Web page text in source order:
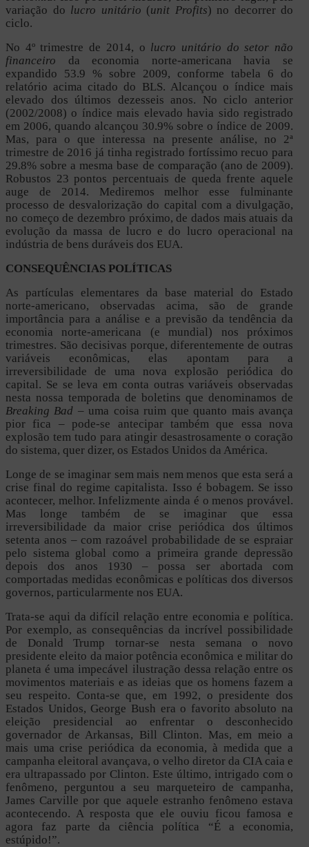
variação do lucro unitário (unit Profits) no decorrer do
ciclo.
No 4º trimestre de 2014, o lucro unitário do setor não
financeiro da economia norte-americana havia se
expandido 53.9 % sobre 2009, conforme tabela 6 do
relatório acima citado do BLS. Alcançou o índice mais
elevado dos últimos dezesseis anos. No ciclo anterior
(2002/2008) o índice mais elevado havia sido registrado
em 2006, quando alcançou 30.9% sobre o índice de 2009.
Mas, para o que interessa na presente análise, no 2ª
trimestre de 2016 já tinha registrado fortíssimo recuo para
29.8% sobre a mesma base de comparação (ano de 2009).
Robustos 23 pontos percentuais de queda frente aquele
auge de 2014. Mediremos melhor esse fulminante
processo de desvalorização do capital com a divulgação,
no começo de dezembro próximo, de dados mais atuais da
evolução da massa de lucro e do lucro operacional na
indústria de bens duráveis dos EUA.
CONSEQUÊNCIAS POLÍTICAS
As partículas elementares da base material do Estado
norte-americano, observadas acima, são de grande
importância para a análise e a previsão da tendência da
economia norte-americana (e mundial) nos próximos
trimestres. São decisivas porque, diferentemente de outras
variáveis econômicas, elas apontam para a
irreversibilidade de uma nova explosão periódica do
capital. Se se leva em conta outras variáveis observadas
nesta nossa temporada de boletins que denominamos de
Breaking Bad – uma coisa ruim que quanto mais avança
pior fica – pode-se antecipar também que essa nova
explosão tem tudo para atingir desastrosamente o coração
do sistema, quer dizer, os Estados Unidos da América.
Longe de se imaginar sem mais nem menos que esta será a
crise final do regime capitalista. Isso é bobagem. Se isso
acontecer, melhor. Infelizmente ainda é o menos provável.
Mas longe também de se imaginar que essa
irreversibilidade da maior crise periódica dos últimos
setenta anos – com razoável probabilidade de se espraiar
pelo sistema global como a primeira grande depressão
depois dos anos 1930 – possa ser abortada com
comportadas medidas econômicas e políticas dos diversos
governos, particularmente nos EUA.
Trata-se aqui da difícil relação entre economia e política.
Por exemplo, as consequências da incrível possibilidade
de Donald Trump tornar-se nesta semana o novo
presidente eleito da maior potência econômica e militar do
planeta é uma impecável ilustração dessa relação entre os
movimentos materiais e as ideias que os homens fazem a
seu respeito. Conta-se que, em 1992, o presidente dos
Estados Unidos, George Bush era o favorito absoluto na
eleição presidencial ao enfrentar o desconhecido
governador de Arkansas, Bill Clinton. Mas, em meio a
mais uma crise periódica da economia, à medida que a
campanha eleitoral avançava, o velho diretor da CIA caia e
era ultrapassado por Clinton. Este último, intrigado com o
fenômeno, perguntou a seu marqueteiro de campanha,
James Carville por que aquele estranho fenômeno estava
acontecendo. A resposta que ele ouviu ficou famosa e
agora faz parte da ciência política “É a economia,
estúpido!”.